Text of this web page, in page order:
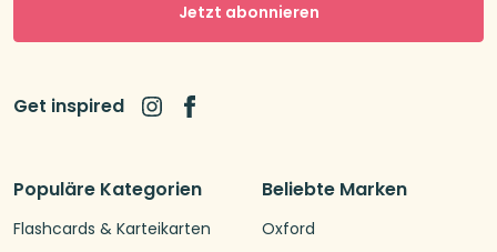
Populäre Kategorien
Flashcards & Karteikarten
Beliebte Marken
Oxford
Jetzt abonnieren
Get inspired